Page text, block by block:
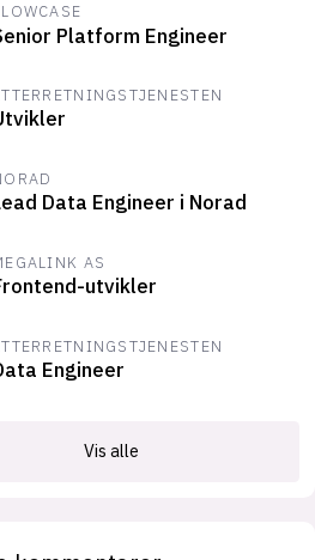
Platform Engineer
Data Engineer i Norad
AS
utvikler
Engineer
Vis alle